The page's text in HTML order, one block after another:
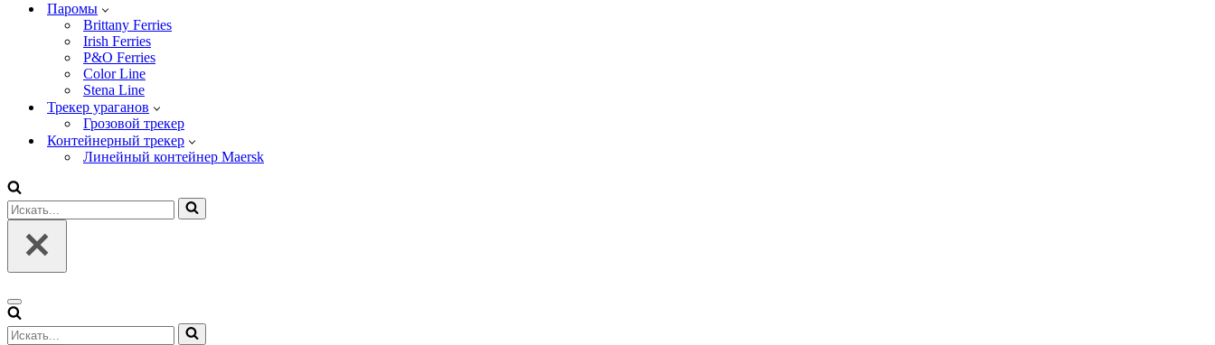
Паромы
Brittany Ferries
Irish Ferries
P&O Ferries
Color Line
Stena Line
Трекер ураганов
Грозовой трекер
Контейнерный трекер
Линейный контейнер Maersk
Искать...
Меню
навигации
Искать...